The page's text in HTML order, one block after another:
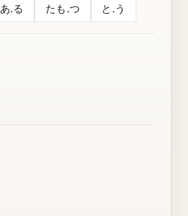
あ.る たも.つ と.う